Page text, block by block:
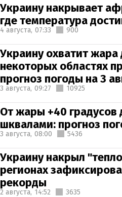
Украину накрывает
где температура
4 августа, 07:33 900
Украину охватит жара
некоторых областях
прогноз погоды на 3
3 августа, 09:27 10925
От жары +40 градусов
шквалами: прогноз
3 августа, 08:00 5436
Украину накрыл
регионах
рекорды
2 августа, 14:52 3635